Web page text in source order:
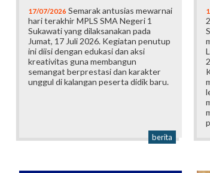
17/07/2026 Semarak antusias mewarnai
hari terakhir MPLS SMA Negeri 1
Sukawati yang dilaksanakan pada
Jumat, 17 Juli 2026. Kegiatan penutup
ini diisi dengan edukasi dan aksi
kreativitas guna membangun
semangat berprestasi dan karakter
unggul di kalangan peserta didik baru.
berita